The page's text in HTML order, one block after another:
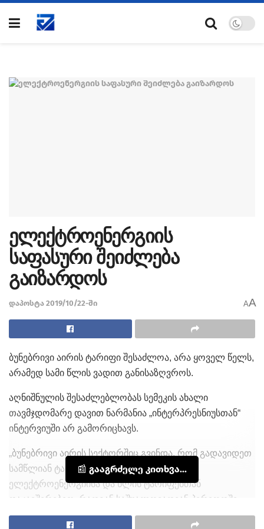
ელექტროენერგიის
საფასური შეიძლება
გაიზარდოს
დაპოსტა 2019/10/22-ში AA
ბუნებრივი აირის ტარიფი შესაძლოა, არა ყოველ წელს,
არამედ სამი წლის ვადით განისაზღვროს.
აღნიშნულის შესაძლებლობას სემეკის ახალი
თავმჯდომარე დავით ნარმანია „ინტერპრესნიუსთან“
ინტერვიუში არ გამორიცხავს.
„ბუნებრივი აირის სექტორშიც გვინდა, რომ გადავიდეთ
სამწლიან ტარიფებზე. ამან გაამართლა
ელექტროენერგიისა და წლის ტარიფებთან
დაკავშირებით, რადგან საშუალოვადიან პერიოდში
ვხედავთ სოციალურ-ეკონომიკურ მაჩვენებლებს. გაზის
📰 გააგრძელე კითხვა...